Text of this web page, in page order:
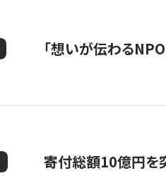
「想いが伝わる
寄付総額10億円を